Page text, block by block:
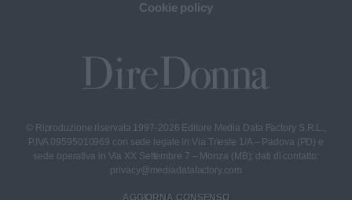
Cookie policy
© Riproduzione riservata 1997-2026 Editore Media Data Factory S.R.L.,
P.IVA 09595010969 con sede legale in Via Trieste 1/A – Padova (PD) e
sede operativa in Via XX Settembre 7 – Monza (MB); dati di contatto:
privacy@mediadatafactory.com
AGGIORNA CONSENSO